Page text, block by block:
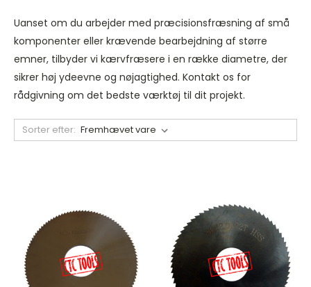
Uanset om du arbejder med præcisionsfræsning af små
komponenter eller krævende bearbejdning af større
emner, tilbyder vi kærvfræsere i en række diametre, der
sikrer høj ydeevne og nøjagtighed. Kontakt os for
rådgivning om det bedste værktøj til dit projekt.
Sorter efter: